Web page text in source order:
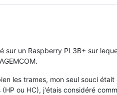
un Raspberry PI 3B+ sur
les trames, mon seul souci était
ou HC), j'étais considéré